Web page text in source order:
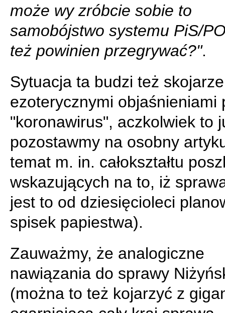
może wy zróbcie sobie to
samobójstwo systemu PiS/
też powinien przegrywać?".
Sytuacja ta budzi też
ezoterycznymi objaśnieniami
"koronawirus", aczkolwiek to
pozostawmy na osobny
temat m. in. całokształtu
wskazujących na to, iż
jest to od dziesięcioleci
spisek papiestwa).
Zauważmy, że analogiczne
nawiązania do sprawy
(można to też kojarzyć z